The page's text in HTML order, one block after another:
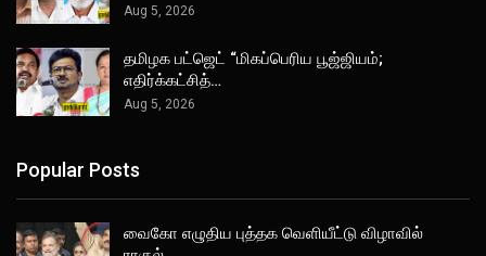
Aug 5, 2026
தமிழக பட்ஜெட் “மிகப்பெரிய பூஜ்ஜியம்;
எதிர்க்கட்சித்…
Aug 5, 2026
Popular Posts
வைகோ எழுதிய புத்தக வெளியீட்டு விழாவில்